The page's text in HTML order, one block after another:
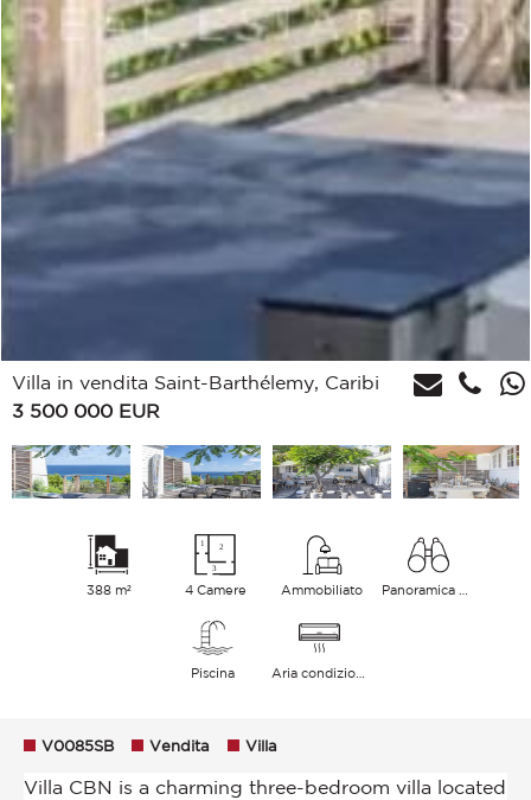
Villa in vendita Saint-Barthélemy, Caribi
3 500 000 EUR
388 m² 4 Camere Ammobiliato
Piscina
V0085SB Vendita Villa